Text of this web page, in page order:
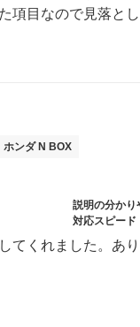
項目なので見落とし
ホンダ N BOX
説明の分かり
対応スピード
てくれました。あ